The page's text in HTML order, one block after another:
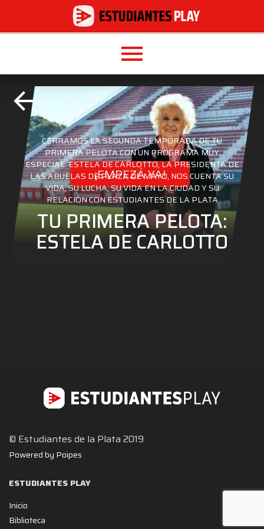
menu
arrow_back
CERRAMOS LA SEGUNDA TEMPORADA DE TU
PRIMERA PELOTA CON UN PROGRAMA MUY
ESPECIAL: ESTELA DE CARLOTTO, LA PRESIDENTA DE
LAS ABUELAS DE PLAZA DE MAYO, NOS CUENTA SU
VIDA, SU LUCHA, SU VIDA EN LA CIUDAD Y SU
RELACIÓN CON ESTUDIANTES DE LA PLATA
TU PRIMERA PELOTA:
ESTELA DE CARLOTTO
¡EMPEZÁ YA!
© Estudiantes de la Plata 2019
Powered by Poipes
ESTUDIANTES PLAY
Inicio
Biblioteca